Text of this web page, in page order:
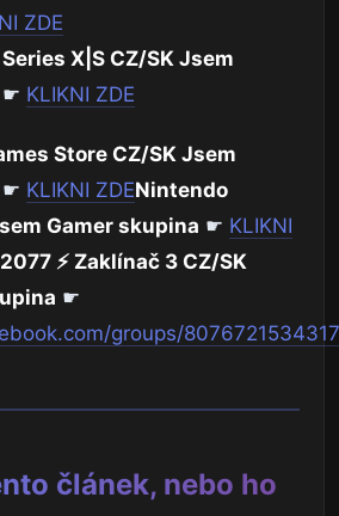
ZDE
X|S CZ/SK Jsem
☛ KLIKNI ZDE
Store CZ/SK Jsem
☛ KLIKNI ZDENintendo
Gamer skupina ☛ KLIKNI
⚡ Zaklínač 3 CZ/SK
☛
groups/
článek, nebo ho